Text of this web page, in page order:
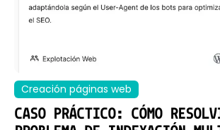
Creación páginas web
CASO PRÁCTICO: CÓMO